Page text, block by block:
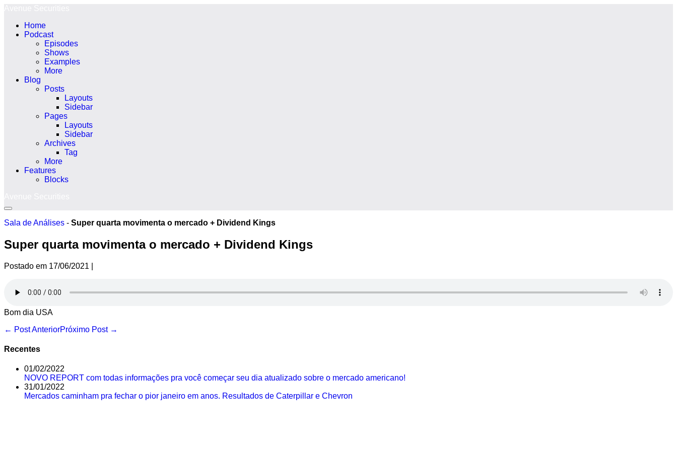
conteúdo
Home
Podcast
Episodes
Shows
Examples
More
Blog
Posts
Layouts
Sidebar
Pages
Layouts
Sidebar
Archives
Tag
More
Features
Blocks
Alternância
menu
Sala de Análises - Super quarta movimenta o mercado + Dividend Kings
Super quarta movimenta o mercado + Dividend Kings
Postado em 17/06/2021
Bom dia USA
Navegação
post
← Post AnteriorPróximo Post →
Recentes
01/02/2022
NOVO REPORT com todas informações pra você começar seu dia atualizado sobre o mercado americano!
31/01/2022
Mercados caminham pra fechar o pior janeiro em anos. Resultados de Caterpillar e Chevron